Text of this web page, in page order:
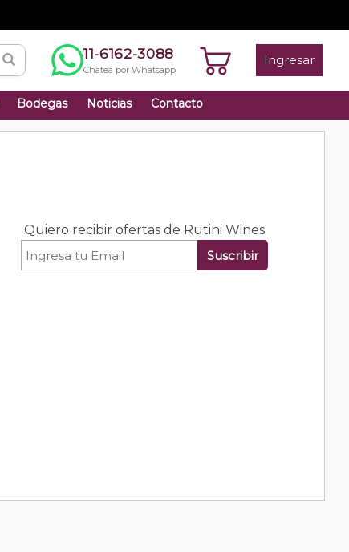
11-6162-3088
Chateá por Whatsapp
Ingresar
Bodegas Noticias Contacto
Quiero recibir ofertas de Rutini Wines
Suscribir